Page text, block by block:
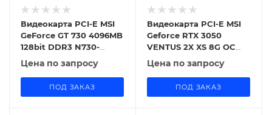
Видеокарта PCI-E MSI
GeForce GT 730 4096MB
128bit DDR3 N730-
4GD3V2 DVI HDMI DSub
Цена по запросу
ПОД ЗАКАЗ
Видеокарта PCI-E MSI
Geforce RTX 3050
VENTUS 2X XS 8G OC
8192MB 128bit GDDR6
[RTX 3050 VENTUS 2X
XS 8G OC] HDMI DP
Цена по запросу
ПОД ЗАКАЗ